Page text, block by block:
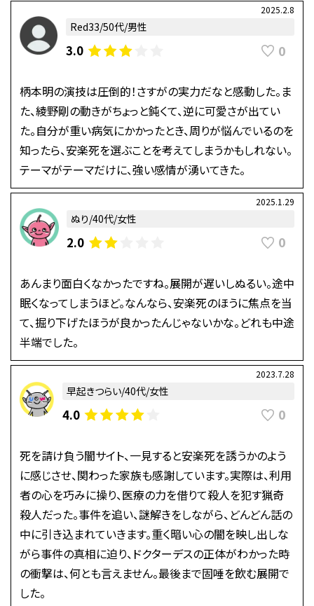
2025.2.8
Red33/50代/男性
3.0 0
柄本明の演技は圧倒的！さすがの実力だなと感動した。ま
た、綾野剛の動きがちょっと鈍くて、逆に可愛さが出てい
た。自分が重い病気にかかったとき、周りが悩んでいるのを
知ったら、安楽死を選ぶことを考えてしまうかもしれない。
テーマがテーマだけに、強い感情が湧いてきた。
2025.1.29
ぬり/40代/女性
2.0 0
あんまり面白くなかったですね。展開が遅いしぬるい。途中
眠くなってしまうほど。なんなら、安楽死のほうに焦点を当
て、掘り下げたほうが良かったんじゃないかな。どれも中途
半端でした。
2023.7.28
早起きつらい/40代/女性
4.0 0
死を請け負う闇サイト、一見すると安楽死を誘うかのよう
に感じさせ、関わった家族も感謝しています。実際は、利用
者の心を巧みに操り、医療の力を借りて殺人を犯す猟奇
殺人だった。事件を追い、謎解きをしながら、どんどん話の
中に引き込まれていきます。重く暗い心の闇を映し出しな
がら事件の真相に迫り、ドクターデスの正体がわかった時
の衝撃は、何とも言えません。最後まで固唾を飲む展開で
した。